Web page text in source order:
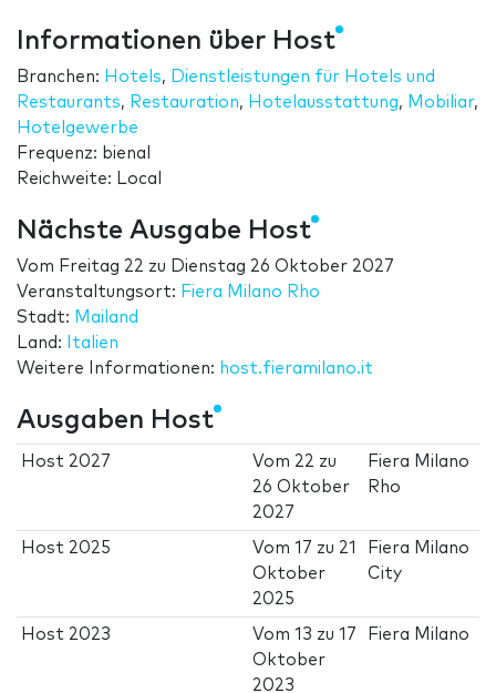
Informationen über Host
Branchen: Hotels, Dienstleistungen für Hotels und
Restaurants, Restauration, Hotelausstattung, Mobiliar,
Hotelgewerbe
Frequenz: bienal
Reichweite: Local
Nächste Ausgabe Host
Vom Freitag 22 zu Dienstag 26 Oktober 2027
Veranstaltungsort: Fiera Milano Rho
Stadt: Mailand
Land:
Italien
Weitere Informationen: host.fieramilano.it
Ausgaben Host
Host 2027 Vom 22 zu
26 Oktober
2027
Fiera Milano
Rho
Host 2025 Vom17 zu 21
Oktober
2025
Fiera Milano
City
Host 2023 Vom13 zu17
Oktober
2023
Fiera Milano